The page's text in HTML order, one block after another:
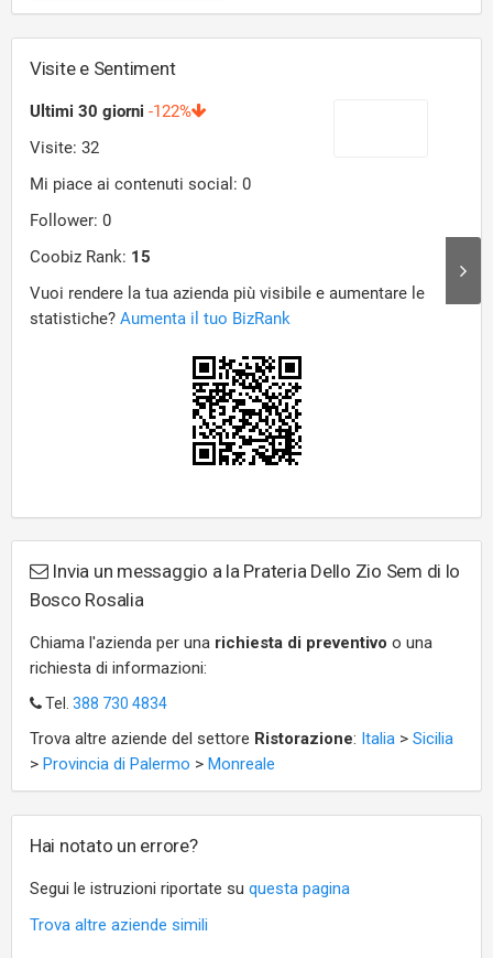
Visite e Sentiment
Invia un messaggio a la Prateria Dello Zio Sem di lo
Bosco Rosalia
Chiama l'azienda per una richiesta di preventivo o una
richiesta di informazioni:
Tel. 388 730 4834
Trova altre aziende del settore Ristorazione: Italia > Sicilia
> Provincia di Palermo > Monreale
Hai notato un errore?
Segui le istruzioni riportate su questa pagina
Trova altre aziende simili